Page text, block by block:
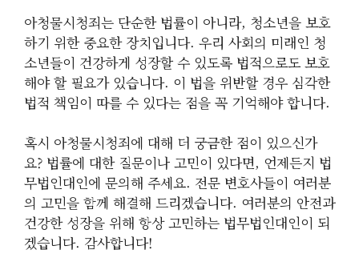
아청물시청죄는 단순한 법률이 아니라, 청소년을 보호
하기 위한 중요한 장치입니다. 우리 사회의 미래인 청
소년들이 건강하게 성장할 수 있도록 법적으로도 보호
해야 할 필요가 있습니다. 이 법을 위반할 경우 심각한
법적 책임이 따를 수 있다는 점을 꼭 기억해야 합니다.
혹시 아청물시청죄에 대해 더 궁금한 점이 있으신가
요? 법률에 대한 질문이나 고민이 있다면, 언제든지 법
무법인대인에 문의해 주세요. 전문 변호사들이 여러분
의 고민을 함께 해결해 드리겠습니다. 여러분의 안전과
건강한 성장을 위해 항상 고민하는 법무법인대인이 되
겠습니다. 감사합니다!